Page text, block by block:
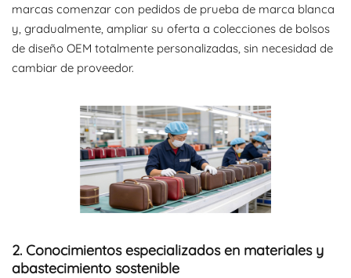
marcas comenzar con pedidos de prueba de marca blanca
y, gradualmente, ampliar su oferta a colecciones de bolsos
de diseño OEM totalmente personalizadas, sin necesidad de
cambiar de proveedor.
2. Conocimientos especializados en materiales y
abastecimiento sostenible